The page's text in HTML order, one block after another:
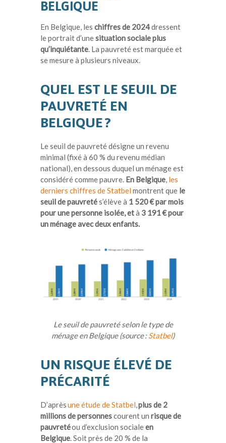
BELGIQUE
En Belgique, les chiffres de 2024dressent
le portrait d’unesituation sociale plus
qu’inquiétante. La pauvreté est marquée et
se mesure à plusieurs niveaux.
QUEL EST LE SEUIL DE
PAUVRETÉ EN
BELGIQUE ?
Le seuil de pauvreté désigne un revenu
minimal (fixé à 60 % du revenu médian
national), en dessous duquel un ménage est
considéré comme pauvre. En Belgique, les
derniers chiffres de Statbel montrent que le
seuil de pauvretés’élève à 1 520 € par mois
pour une personne isolée, età 3 191 € pour
un ménage avec deux enfants.
Le seuil de pauvreté selon le type de
ménage en Belgique (source :Statbel)
UN RISQUE ÉLEVÉ DE
PRÉCARITÉ
D’aprèsune étude de Statbel,plus de 2
millions de personnescourent un risque de
pauvretéou d’exclusion socialeen
Belgique. Soit près de 20 % de la